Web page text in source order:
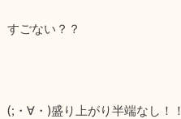
すごない？？
(;・∀・)盛り上がり半端なし！！